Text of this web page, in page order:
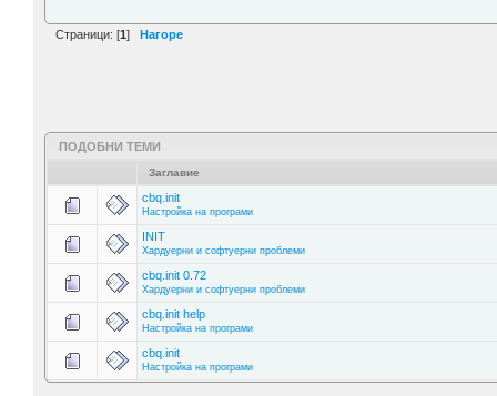
Страници: [1] Нагоре
ПОДОБНИ ТЕМИ
Заглавие
cbq.init
Настройка на програми
INIT
Хардуерни и софтуерни проблеми
cbq.init 0.72
Хардуерни и софтуерни проблеми
cbq.init help
Настройка на програми
cbq.init
Настройка на програми